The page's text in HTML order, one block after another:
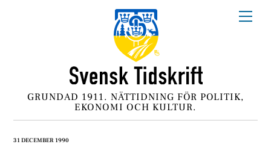
GRUNDAD 1911. NÄTTIDNING FÖR POLITIK,
EKONOMI OCH KULTUR.
31 DECEMBER 1990